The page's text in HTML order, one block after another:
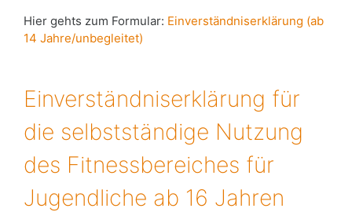
Hier gehts zum Formular: Einverständniserklärung (ab
14 Jahre/unbegleitet)
Einverständniserklärung für
die selbstständige Nutzung
des Fitnessbereiches für
Jugendliche ab 16 Jahren